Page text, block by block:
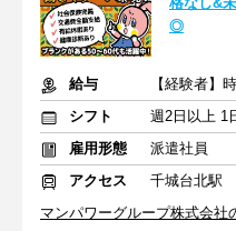
◎
給与
シフト
雇用形態
派遣社員
アクセス
千城台北駅
マンパワーグループ株式会社